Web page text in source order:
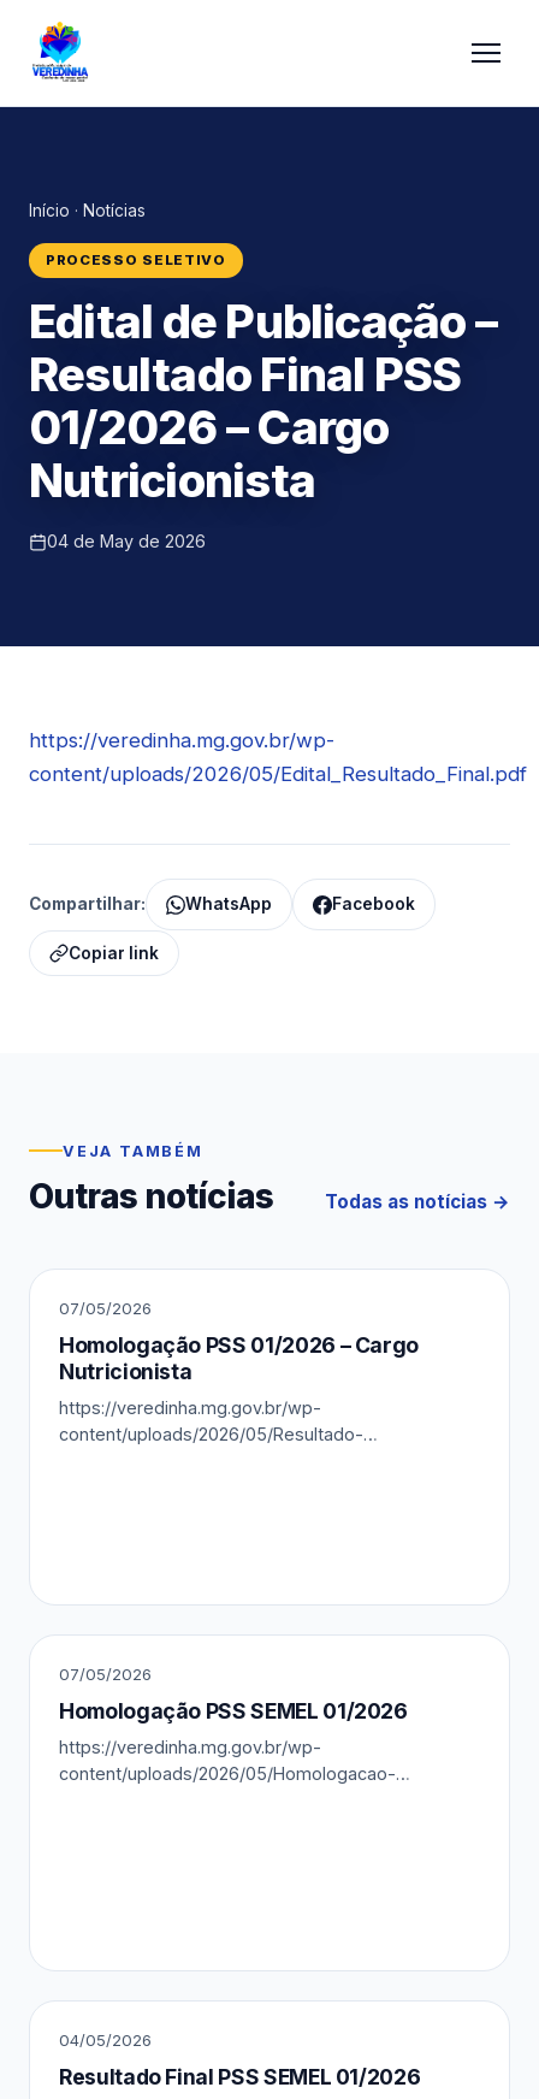
Início · Notícias
PROCESSO SELETIVO
Edital de Publicação –
Resultado Final PSS
01/2026 – Cargo
Nutricionista
04 de May de 2026
https://veredinha.mg.gov.br/wp-
content/uploads/2026/05/Edital_Resultado_Final.pdf
Compartilhar: WhatsApp Facebook
Copiar link
VEJA TAMBÉM
Outras notícias Todas as notícias
07/05/2026
Homologação PSS 01/2026 – Cargo
Nutricionista
https://veredinha.mg.gov.br/wp-
content/uploads/2026/05/Resultado-
07/05/2026
Homologação PSS SEMEL 01/2026
https://veredinha.mg.gov.br/wp-
content/uploads/2026/05/Homologacao-
04/05/2026
Resultado Final PSS SEMEL 01/2026